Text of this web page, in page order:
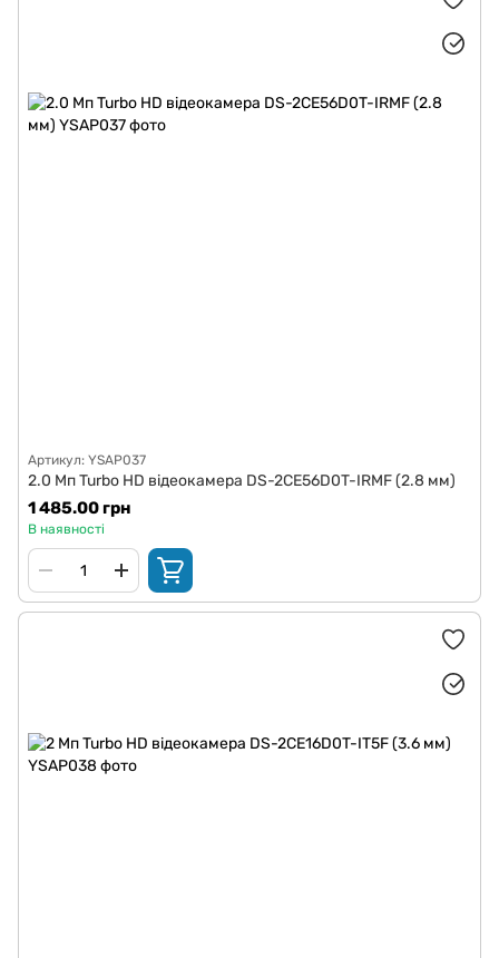
Артикул: YSAP037
2.0 Мп Turbo HD відеокамера DS-2CE56D0T-IRMF (2.8 мм)
1 485.00 грн
В наявності